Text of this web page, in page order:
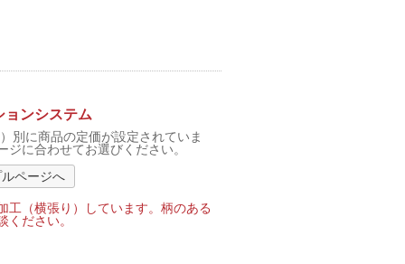
ンシステム
別に商品の定価が設定されていま
ジに合わせてお選びください。
ページへ
（横張り）しています。柄のある
ください。